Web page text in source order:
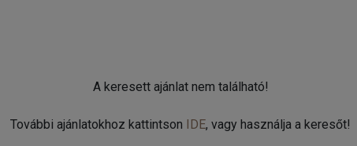
A keresett ajánlat nem található!
További ajánlatokhoz kattintson IDE, vagy használja a keresőt!